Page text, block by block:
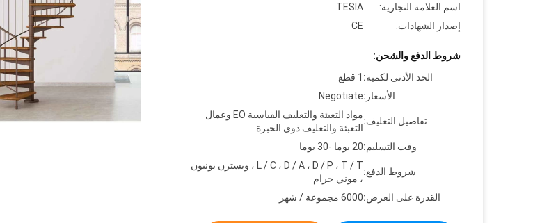
اسم العلامة التجارية:
TESIA
إصدار الشهادات:
CE
شروط الدفع والشحن:
الحد الأدنى لكمية: 1 قطع
الأسعار:Negotiate
تفاصيل التغليف:
مواد التعبئة والتغليف القياسية EO وعمال
التعبئة والتغليف ذوي الخبرة.
وقت التسليم:20 يوما -30 يوما
شروط الدفع:
L / C ، D / A ، D / P ، T / T ، ويسترن يونيون
، موني جرام
القدرة على العرض:6000 مجموعة / شهر